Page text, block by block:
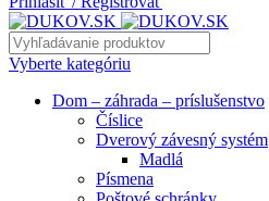
Vyberte kategóriu
Dom – záhrada – príslušenstvo
Číslice
Dverový závesný systém
Madlá
Písmena